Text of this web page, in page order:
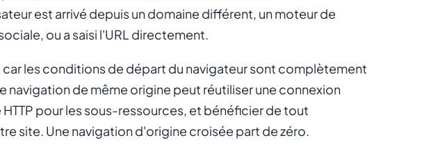
est arrivé depuis un domaine différent, un moteur de
ou a saisi l'URL directement.
les conditions de départ du navigateur sont complètement
navigation de même origine peut réutiliser une connexion
pour les sous-ressources, et bénéficier de tout
site. Une navigation d'origine croisée part de zéro.